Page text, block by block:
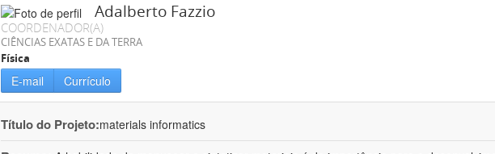
Adalberto Fazzio
COORDENADOR(A)
CIÊNCIAS EXATAS E DA TERRA
Física
E-mail Currículo
Título do Projeto:materials informatics